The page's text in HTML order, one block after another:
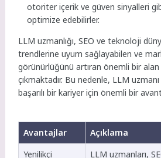
otoriter içerik ve güven sinyalleri
optimize edebilirler.
LLM uzmanlığı, SEO ve teknoloji
trendlerine uyum sağlayabilen ve
görünürlüğünü artıran önemli bir alan
çıkmaktadır. Bu nedenle, LLM
başarılı bir kariyer için önemli bir
Avantajlar
Açıklama
Yenilikçi
LLM uzmanları,